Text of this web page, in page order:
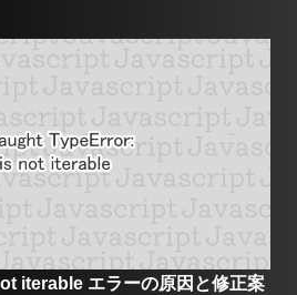
iterable エラーの原因と修正案